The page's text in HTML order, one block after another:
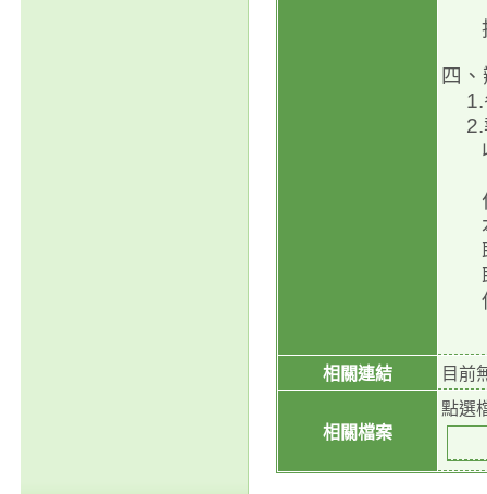
四
1.
2.
相關連結 目前
相關檔案
點選